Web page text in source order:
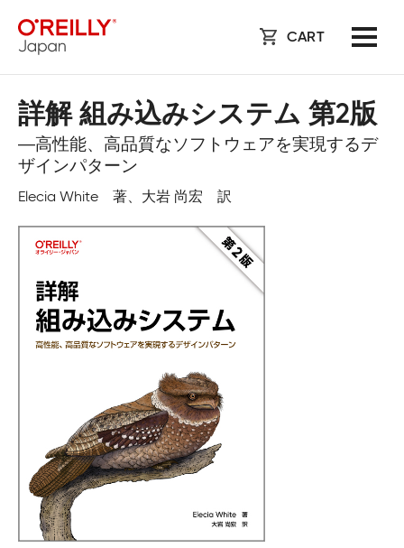
CART
詳解 組み込みシステム 第2版
―高性能、高品質なソフトウェアを実現するデ
ザインパターン
Elecia White 著、大岩 尚宏 訳